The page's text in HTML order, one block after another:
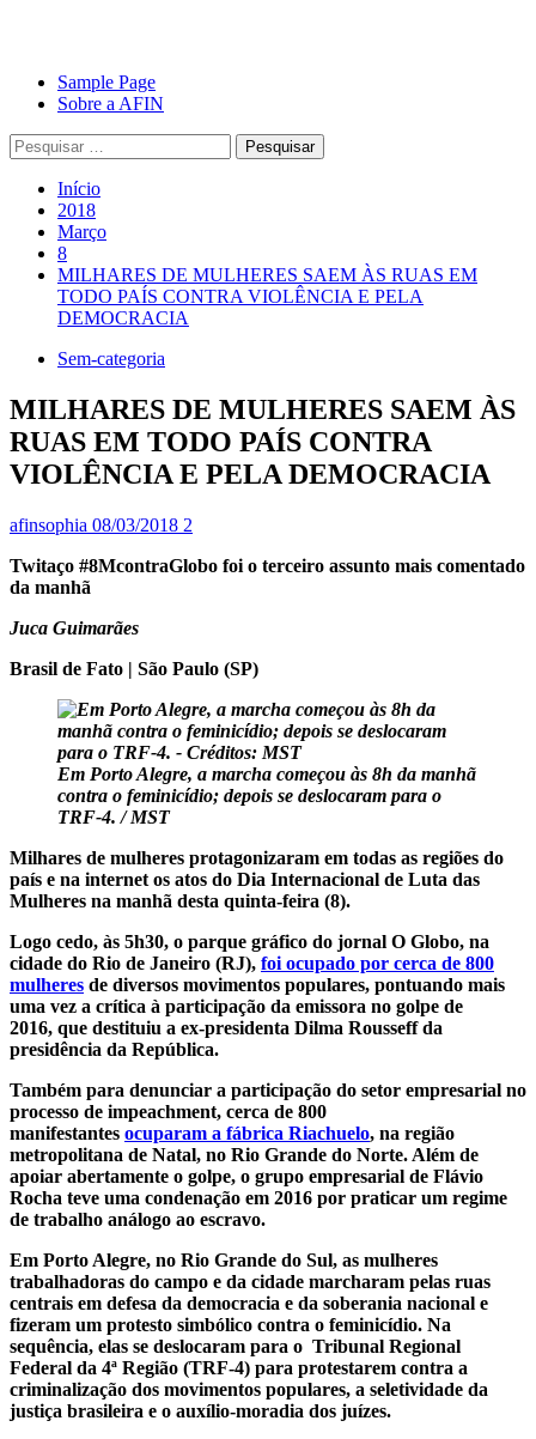
Avançar
para
conteúdo
Primary
Menu
Sample Page
Sobre a AFIN
Pesquisar
por:
Início
2018
Março
8
MILHARES DE MULHERES SAEM ÀS RUAS EM
TODO PAÍS CONTRA VIOLÊNCIA E PELA
DEMOCRACIA
Sem-categoria
MILHARES DE MULHERES SAEM ÀS
RUAS EM TODO PAÍS CONTRA
VIOLÊNCIA E PELA DEMOCRACIA
afinsophia 08/03/2018 2
Twitaço #8McontraGlobo foi o terceiro assunto mais comentado
da manhã
Juca Guimarães
Brasil de Fato | São Paulo (SP)
Em Porto Alegre, a marcha começou às 8h da manhã
contra o feminicídio; depois se deslocaram para o
TRF-4. / MST
Milhares de mulheres protagonizaram em todas as regiões do
país e na internet os atos do Dia Internacional de Luta das
Mulheres na manhã desta quinta-feira (8).
Logo cedo, às 5h30, o parque gráfico do jornal O Globo, na
cidade do Rio de Janeiro (RJ), foi ocupado por cerca de 800
mulheres de diversos movimentos populares, pontuando mais
uma vez a crítica à participação da emissora no golpe de
2016, que destituiu a ex-presidenta Dilma Rousseff da
presidência da República.
Também para denunciar a participação do setor empresarial no
processo de impeachment, cerca de 800
manifestantes ocuparam a fábrica Riachuelo, na região
metropolitana de Natal, no Rio Grande do Norte. Além de
apoiar abertamente o golpe, o grupo empresarial de Flávio
Rocha teve uma condenação em 2016 por praticar um regime
de trabalho análogo ao escravo.
Em Porto Alegre, no Rio Grande do Sul, as mulheres
trabalhadoras do campo e da cidade marcharam pelas ruas
centrais em defesa da democracia e da soberania nacional e
fizeram um protesto simbólico contra o feminicídio. Na
sequência, elas se deslocaram para o Tribunal Regional
Federal da 4ª Região (TRF-4) para protestarem contra a
criminalização dos movimentos populares, a seletividade da
justiça brasileira e o auxílio-moradia dos juízes.